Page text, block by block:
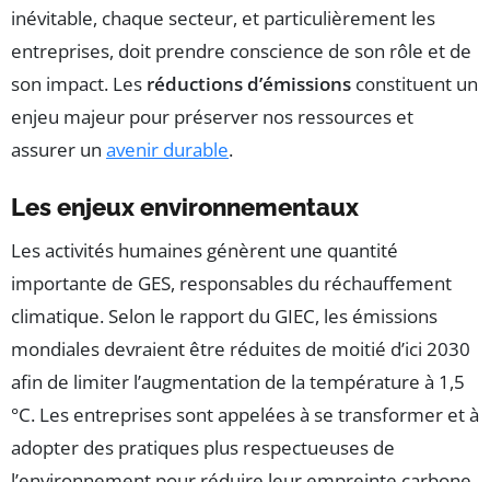
inévitable, chaque secteur, et particulièrement les
entreprises, doit prendre conscience de son rôle et de
son impact. Les réductions d’émissions constituent un
enjeu majeur pour préserver nos ressources et
assurer un avenir durable.
Les enjeux environnementaux
Les activités humaines génèrent une quantité
importante de GES, responsables du réchauffement
climatique. Selon le rapport du GIEC, les émissions
mondiales devraient être réduites de moitié d’ici 2030
afin de limiter l’augmentation de la température à 1,5
°C. Les entreprises sont appelées à se transformer et à
adopter des pratiques plus respectueuses de